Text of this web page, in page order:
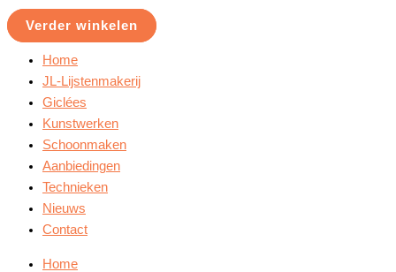
Verder winkelen
Home
JL-Lijstenmakerij
Giclées
Kunstwerken
Schoonmaken
Aanbiedingen
Technieken
Nieuws
Contact
Home